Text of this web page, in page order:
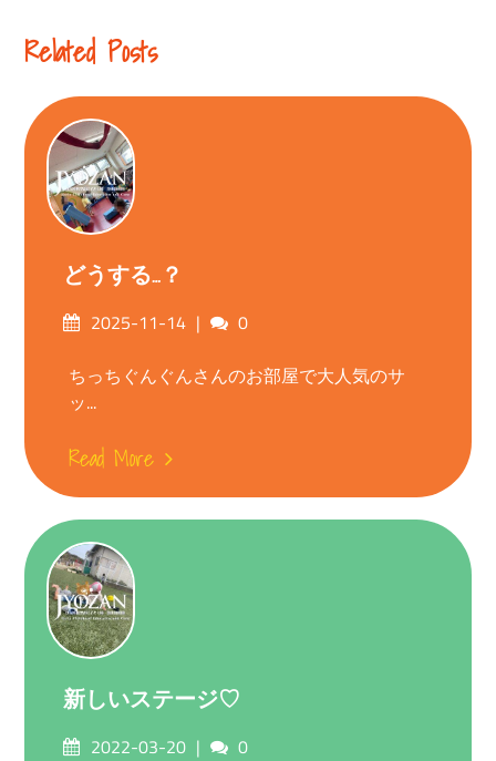
Related Posts
どうする…？
Posted2025-11-14 Comments
0
ちっちぐんぐんさんのお部屋で大人気のサ
ッ...
Read More
新しいステージ♡
Posted2022-03-20 Comments
0